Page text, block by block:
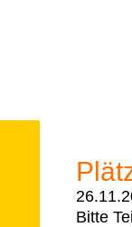
Bitte